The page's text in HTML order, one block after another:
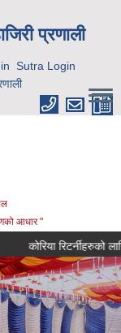
प्रणाली
Sutra Login
आधार "
कोरिया रिटर्नीहरुको